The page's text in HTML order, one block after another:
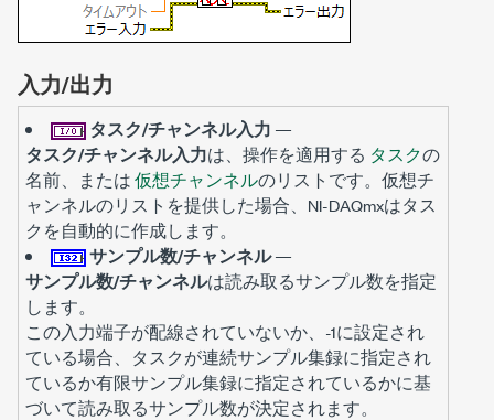
入力/出力
タスク/チャンネル入力 —
タスク/チャンネル入力は、操作を適用する タスクの
名前、または仮想チャンネルのリストです。仮想チ
ャンネルのリストを提供した場合、NI-DAQmxはタス
クを自動的に作成します。
サンプル数/チャンネル—
サンプル数/チャンネルは読み取るサンプル数を指定
します。
この入力端子が配線されていないか、-1に設定され
ている場合、タスクが連続サンプル集録に指定され
ているか有限サンプル集録に指定されているかに基
づいて読み取るサンプル数が決定されます。